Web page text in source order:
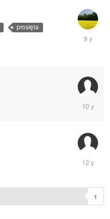
prosięta
Maj
11,
Marzec
Lipiec
1